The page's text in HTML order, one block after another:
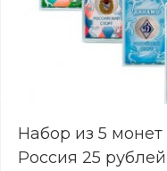
Набор из 5 монет
Россия 25 рублей